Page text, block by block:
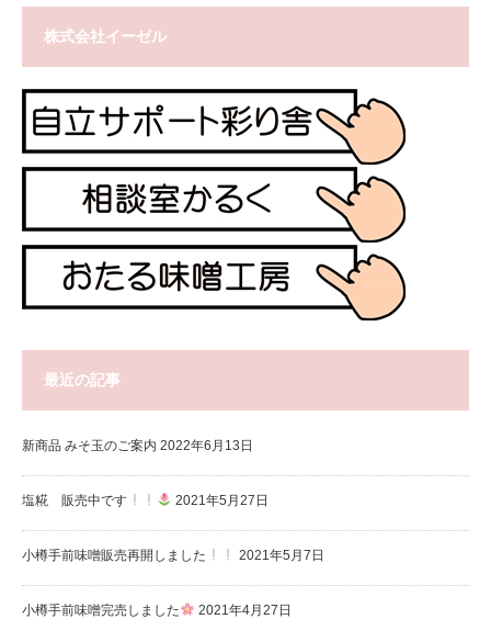
株式会社イーゼル
最近の記事
新商品 みそ玉のご案内 2022年6月13日
塩糀 販売中です 2021年5月27日
小樽手前味噌販売再開しました 2021年5月7日
小樽手前味噌完売しました 2021年4月27日